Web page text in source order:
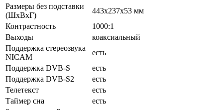
Размеры без подставки
(ШxВxГ)
443x237x53 мм
Контрастность
1000:1
Выходы
коаксиальный
Поддержка стереозвука
NICAM
есть
Поддержка DVB-S
есть
Поддержка DVB-S2
есть
Телетекст
есть
Таймер сна
есть